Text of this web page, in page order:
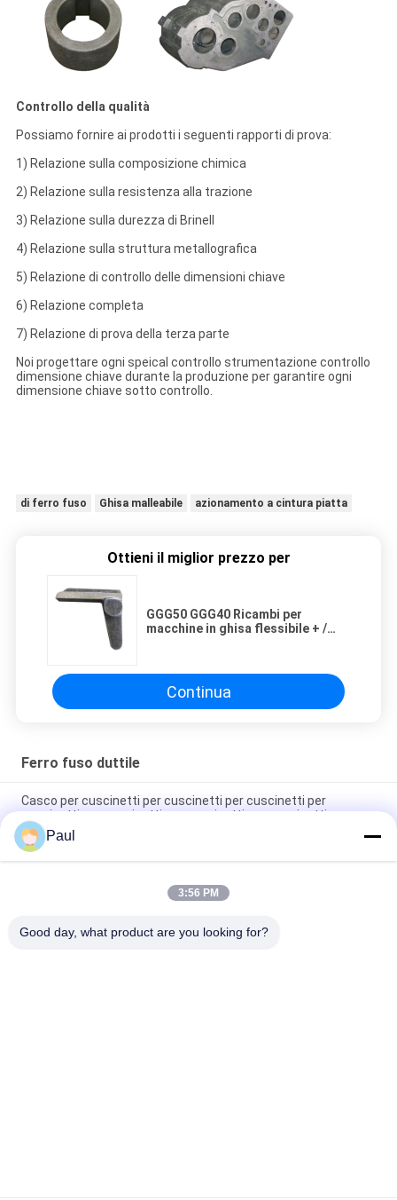
Controllo della qualità
Possiamo fornire ai prodotti i seguenti rapporti di prova:
1) Relazione sulla composizione chimica
2) Relazione sulla resistenza alla trazione
3) Relazione sulla durezza di Brinell
4) Relazione sulla struttura metallografica
5) Relazione di controllo delle dimensioni chiave
6) Relazione completa
7) Relazione di prova della terza parte
Noi progettare ogni speical controllo strumentazione controllo
dimensione chiave durante la produzione per garantire ogni
dimensione chiave sotto controllo.
di ferro fuso Ghisa malleabile azionamento a cintura piatta
Ottieni il miglior prezzo per
GGG50 GGG40 Ricambi per
macchine in ghisa flessibile + /
Continua
Ferro fuso duttile
Casco per cuscinetti per cuscinetti per cuscinetti per
cuscinetti per cuscinetti per cuscinetti per cuscinetti
Fusione di sabbia di ferro duttile scarico di grati di trincea
assegnati grati di canale
Parti meccaniche agricole in ghisa duttile personalizzate
Paul
3:56 PM
Good day, what product are you looking for?